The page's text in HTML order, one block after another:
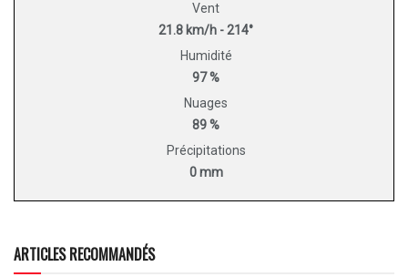
Vent
21.8 km/h - 214°
Humidité
97 %
Nuages
89 %
Précipitations
0 mm
ARTICLES RECOMMANDÉS